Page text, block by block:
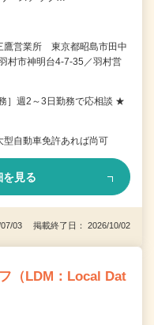
鷹営業所 東京都昭島市田中
村市神明台4-7-35／羽村営
］週2～3日勤務で応相談 ★
自動車免許あれば尚可
を見る
07/03 掲載終了日： 2026/10/02
（LDM：Local Dat